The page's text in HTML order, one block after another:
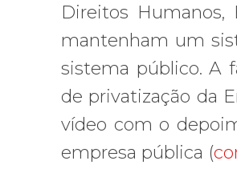
Direitos Humanos,
mantenham um
sistema público. A
de privatização da
vídeo com o
empresa pública (